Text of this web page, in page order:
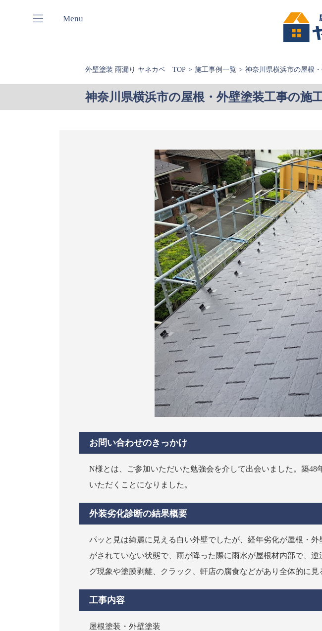
Menu
外壁塗装 雨漏り ヤネカベ TOP 施工事例一覧 神奈川県横浜市の屋根
神奈川県横浜市の屋根・外壁塗装工事の施
お問い合わせのきっかけ
N様とは、ご参加いただいた勉強会を介して出会いました。築
いただくことになりました。
外装劣化診断の結果概要
パッと見は綺麗に見える白い外壁でしたが、経年劣化が屋根・
がされていない状態で、雨が降った際に雨水が屋根材内部で、
グ現象や塗膜剥離、クラック、軒店の腐食などがあり全体的に見
工事内容
屋根塗装・外壁塗装